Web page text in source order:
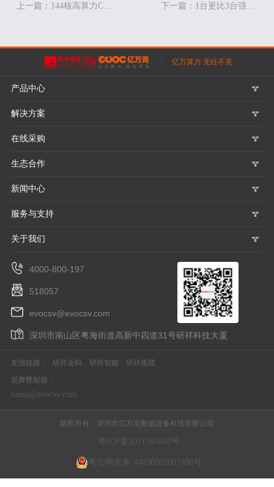
上一篇：144核高算力CPU+多硬盘高速读写，亿万克R322N8+打造性价比AI推理方案
亿万算力 无往不克
产品中心 𐃮
解决方案 𐃮
在线采购 𐃮
生态合作 𐃮
新闻中心 𐃮
服务与支持 𐃮
关于我们 𐃮
4000-800-197
518057
evocsv@evocsv.com
深圳市南山区粤海街道高新中四道31号研祥科技大厦
友情链接： 研祥金码 研祥智能
研祥集团
反舞弊邮箱：
tousu@evocsv.com
版权所有：深圳市亿万克数据设备科技有限公司
粤ICP备2021165847号
粤公网安备 44030502007980号